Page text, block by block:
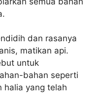
dan rasanya
matikan api.
untuk
bahan seperti
halia yang telah